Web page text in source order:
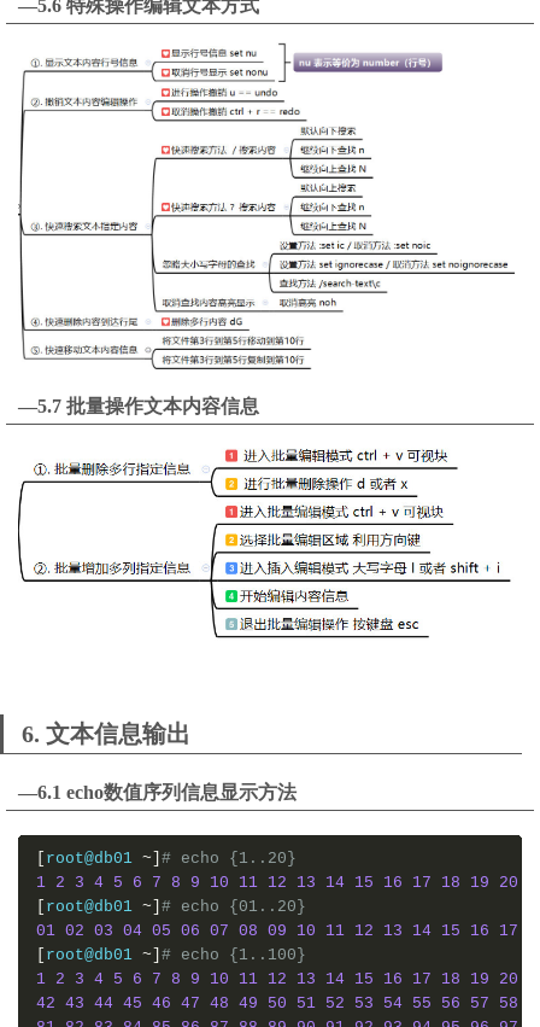
—5.6 特殊操作编辑文本方式
—5.7 批量操作文本内容信息
6. 文本信息输出
—6.1 echo数值序列信息显示方法
[ root@db01 ~] # echo {1..20}
1 2 3 4 5 6 7 8 9 10 11 12 13 14 15 16 17 18 19
20
[ root@db01 ~] # echo {01..20}
01 02 03 04 05 06 07 08 09 10 11 12 13 14 15 16 17
[ root@db01 ~] # echo {1..100}
1 2 3 4 5 6 7 8 9 10 11 12 13 14 15 16 17 18 19 20
42 43 44 45 46 47 48 49 50 51 52 53 54 55 56 57 58